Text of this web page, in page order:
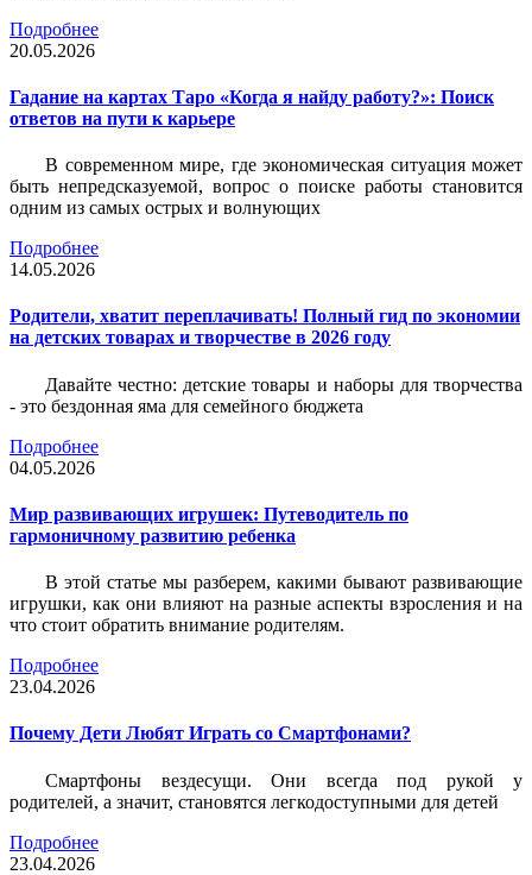
Подробнее
20.05.2026
Гадание на картах Таро «Когда я найду работу?»: Поиск
ответов на пути к карьере
В современном мире, где экономическая ситуация может
быть непредсказуемой, вопрос о поиске работы становится
одним из самых острых и волнующих
Подробнее
14.05.2026
Родители, хватит переплачивать! Полный гид по экономии
на детских товарах и творчестве в 2026 году
Давайте честно: детские товары и наборы для творчества
- это бездонная яма для семейного бюджета
Подробнее
04.05.2026
Мир развивающих игрушек: Путеводитель по
гармоничному развитию ребенка
В этой статье мы разберем, какими бывают развивающие
игрушки, как они влияют на разные аспекты взросления и на
что стоит обратить внимание родителям.
Подробнее
23.04.2026
Почему Дети Любят Играть со Смартфонами?
Смартфоны вездесущи. Они всегда под рукой у
родителей, а значит, становятся легкодоступными для детей
Подробнее
23.04.2026